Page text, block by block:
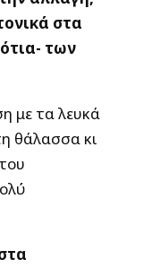
στα
των
με τα λευκά
θάλασσα κι